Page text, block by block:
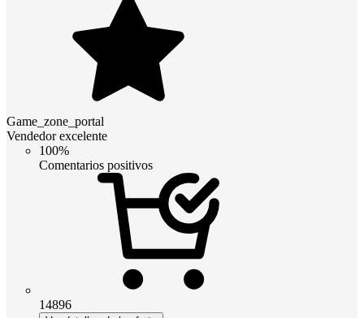
Game_zone_portal
Vendedor excelente
100%
Comentarios positivos
14896